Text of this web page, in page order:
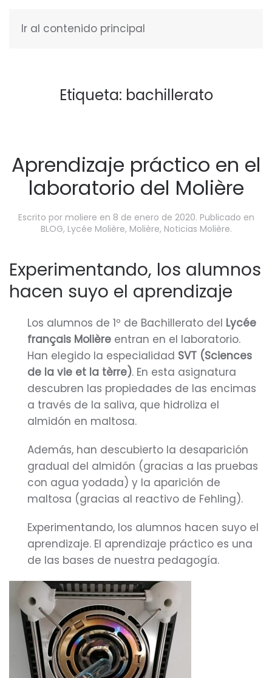
Ir al contenido principal
Etiqueta: bachillerato
Aprendizaje práctico en el
laboratorio del Molière
Escrito por moliere en 8 de enero de 2020. Publicado en
BLOG, Lycée Molière, Molière, Noticias Molière.
Experimentando, los alumnos
hacen suyo el aprendizaje
Los alumnos de 1º de Bachillerato del Lycée
français Molière entran en el laboratorio.
Han elegido la especialidad SVT (Sciences
de la vie et la tèrre). En esta asignatura
descubren las propiedades de las encimas
a través de la saliva, que hidroliza el
almidón en maltosa.
Además, han descubierto la desaparición
gradual del almidón (gracias a las pruebas
con agua yodada) y la aparición de
maltosa (gracias al reactivo de Fehling).
Experimentando, los alumnos hacen suyo el
aprendizaje. El aprendizaje práctico es una
de las bases de nuestra pedagogía.